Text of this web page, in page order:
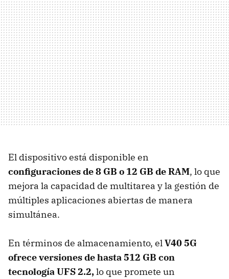
El dispositivo está disponible en
configuraciones de 8 GB o 12 GB de RAM, lo que
mejora la capacidad de multitarea y la gestión de
múltiples aplicaciones abiertas de manera
simultánea.
En términos de almacenamiento, elV40 5G
ofrece versiones de hasta 512 GB con
tecnología UFS 2.2,lo que promete un